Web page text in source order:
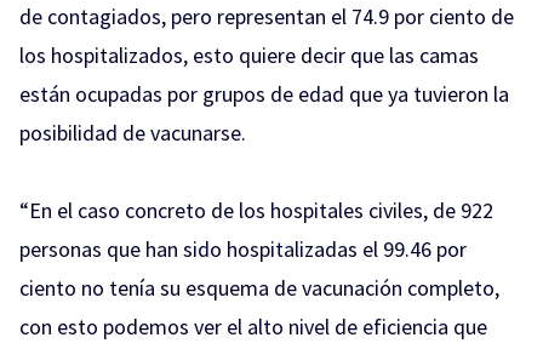
de contagiados, pero representan el 74.9 por ciento de
los hospitalizados, esto quiere decir que las camas
están ocupadas por grupos de edad que ya tuvieron la
posibilidad de vacunarse.
“En el caso concreto de los hospitales civiles, de 922
personas que han sido hospitalizadas el 99.46 por
ciento no tenía su esquema de vacunación completo,
con esto podemos ver el alto nivel de eficiencia que